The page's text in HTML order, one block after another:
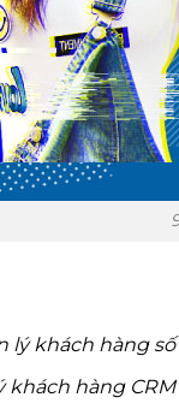
lý khách hàng số
khách hàng CRM